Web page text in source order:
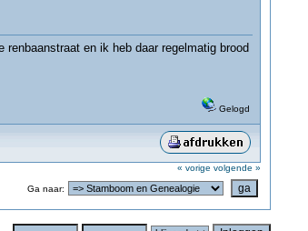
en ik heb daar regelmatig brood
Gelogd
« vorige volgende »
Ga naar: